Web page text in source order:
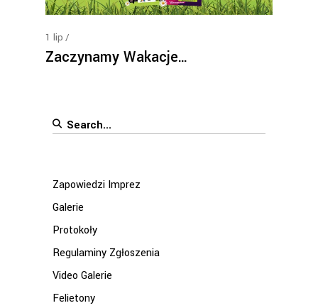
1 lip
Zaczynamy Wakacje…
Search
Zapowiedzi Imprez
Galerie
Protokoły
Regulaminy Zgłoszenia
Video Galerie
Felietony